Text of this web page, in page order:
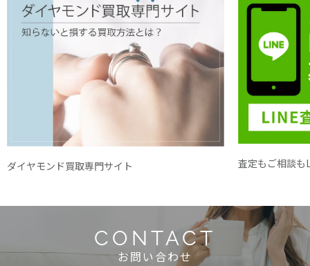
ダイヤモンド買取専門サイト 査定もご相談も
CONTACT
お問い合わせ